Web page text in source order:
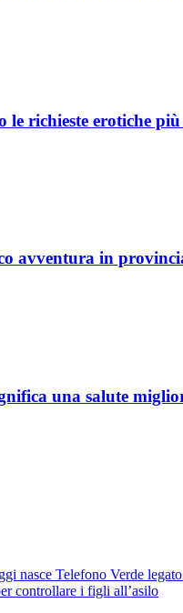
le richieste erotiche
avventura in
una salute
nasce Telefono Verde
controllare i figli all’asilo